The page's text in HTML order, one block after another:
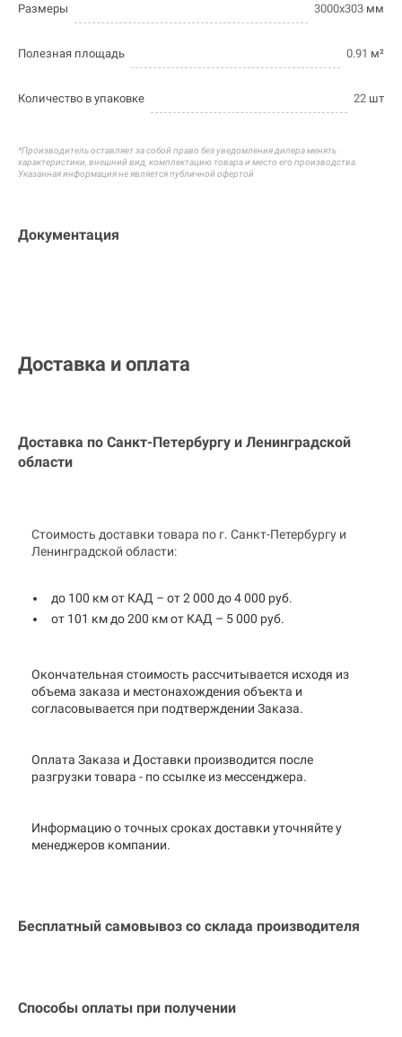
Размеры 3000х303 мм
Полезная площадь 0.91 м²
Количество в упаковке 22 шт
*Производитель оставляет за собой право без уведомления дилера менять
характеристики, внешний вид, комплектацию товара и место его производства.
Указанная информация не является публичной офертой
Документация
Доставка и оплата
Доставка по Санкт-Петербургу и Ленинградской
области
Стоимость доставки товара по г. Санкт-Петербургу и
Ленинградской области:
до 100 км от КАД – от 2 000 до 4 000 руб.
от 101 км до 200 км от КАД – 5 000 руб.
Окончательная стоимость рассчитывается исходя из
объема заказа и местонахождения объекта и
согласовывается при подтверждении Заказа.
Оплата Заказа и Доставки производится после
разгрузки товара - по ссылке из мессенджера.
Информацию о точных сроках доставки уточняйте у
менеджеров компании.
Бесплатный самовывоз со склада производителя
Способы оплаты при получении